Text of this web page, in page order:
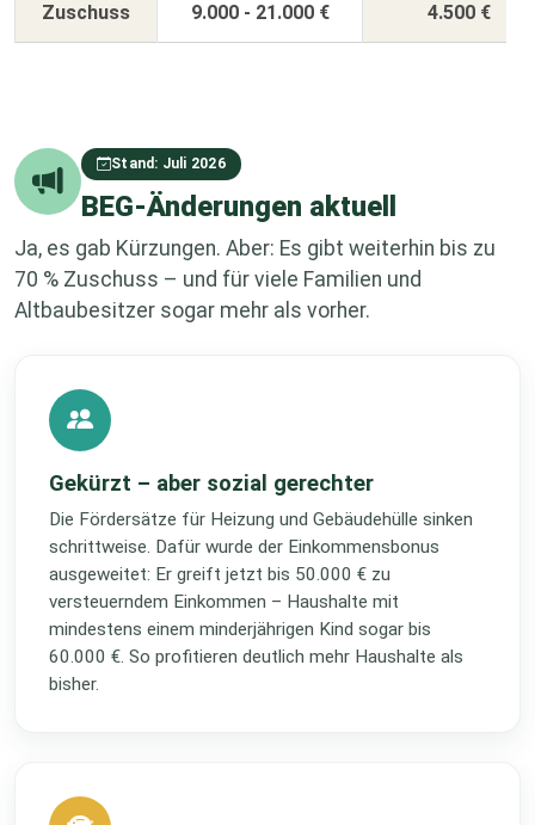
Zuschuss 9.000 - 21.000 € 4.500 €
Stand: Juli 2026
BEG-Änderungen aktuell
Ja, es gab Kürzungen. Aber: Es gibt weiterhin bis zu
70 % Zuschuss – und für viele Familien und
Altbaubesitzer sogar mehr als vorher.
Gekürzt – aber sozial gerechter
Die Fördersätze für Heizung und Gebäudehülle sinken
schrittweise. Dafür wurde der Einkommensbonus
ausgeweitet: Er greift jetzt bis 50.000 € zu
versteuerndem Einkommen – Haushalte mit
mindestens einem minderjährigen Kind sogar bis
60.000 €. So profitieren deutlich mehr Haushalte als
bisher.